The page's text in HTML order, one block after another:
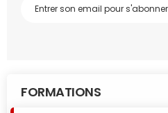
FORMATIONS